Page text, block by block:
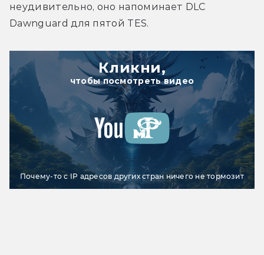
неудивительно, оно напоминает DLC
Dawnguard для пятой TES.
Кликни,
чтобы посмотреть видео
Почему-то с IP адресов других стран ничего не тормозит